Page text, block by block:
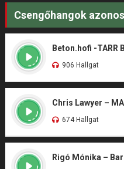
Csengőhangok
Beton.hofi -TARR
906 Hallgat
Chris Lawyer –
674 Hallgat
Rigó Mónika –